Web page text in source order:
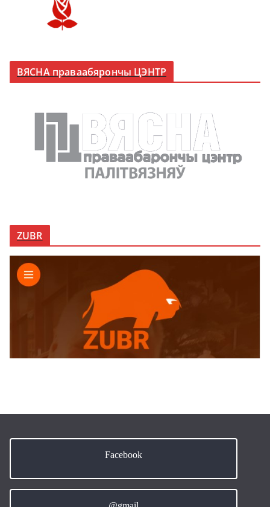
ВЯСНА праваабярончы ЦЭНТР
ZUBR
Facebook